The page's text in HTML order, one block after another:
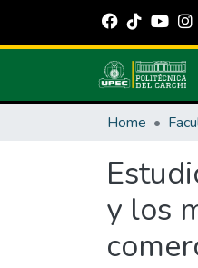
Home
y los